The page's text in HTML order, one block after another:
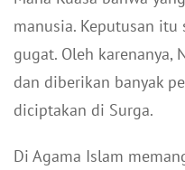
manusia. Keputusan
gugat. Oleh karenanya,
dan diberikan banyak
diciptakan di Surga.
Di Agama Islam